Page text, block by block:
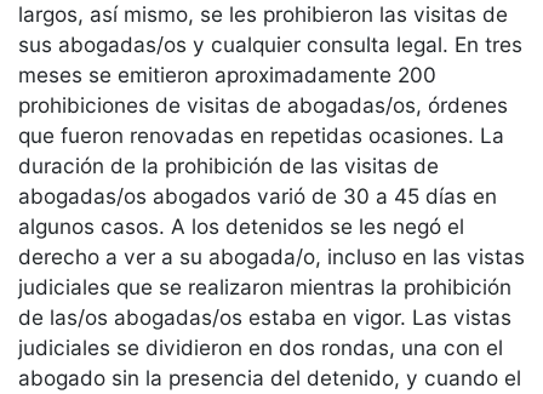
largos, así mismo, se les prohibieron las visitas de
sus abogadas/os y cualquier consulta legal. En tres
meses se emitieron aproximadamente 200
prohibiciones de visitas de abogadas/os, órdenes
que fueron renovadas en repetidas ocasiones. La
duración de la prohibición de las visitas de
abogadas/os abogados varió de 30 a 45 días en
algunos casos. A los detenidos se les negó el
derecho a ver a su abogada/o, incluso en las vistas
judiciales que se realizaron mientras la prohibición
de las/os abogadas/os estaba en vigor. Las vistas
judiciales se dividieron en dos rondas, una con el
abogado sin la presencia del detenido, y cuando el